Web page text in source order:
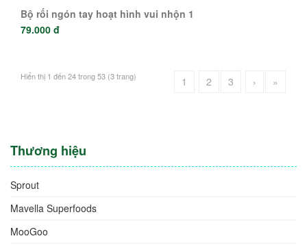
Bộ rối ngón tay hoạt hình vui nhộn 1
79.000 đ
1 2 3 › »
Hiển thị 1 đến 24 trong 53 (3 trang)
Thương hiệu
Sprout
Mavella Superfoods
MooGoo